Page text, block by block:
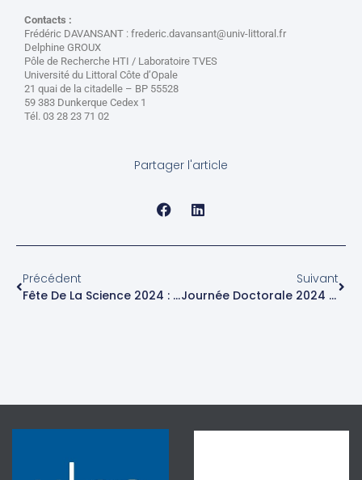
Contacts :
Frédéric DAVANSANT : frederic.davansant@univ-littoral.fr
Delphine GROUX
Pôle de Recherche HTI / Laboratoire TVES
Université du Littoral Côte d’Opale
21 quai de la citadelle – BP 55528
59 383 Dunkerque Cedex 1
Tél. 03 28 23 71 02
Partager l'article
Précédent
Fête De La Science 2024 : Parcours ULC’Océan
Suivant
Journée Doctorale 2024 SFR Campus De La Mer